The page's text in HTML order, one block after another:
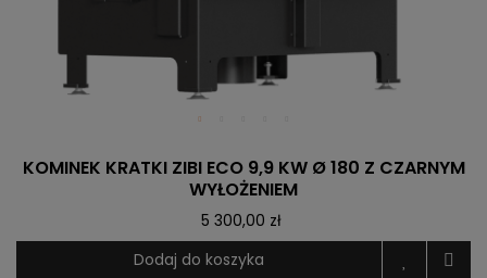
KOMINEK KRATKI ZIBI ECO 9,9 KW Ø 180 Z CZARNYM
WYŁOŻENIEM
5 300,00 zł
Dodaj do koszyka